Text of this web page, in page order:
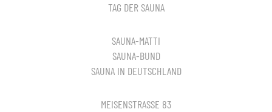
TAG DER SAUNA
SAUNA-MATTI
SAUNA-BUND
SAUNA IN DEUTSCHLAND
MEISENSTRASSE 83